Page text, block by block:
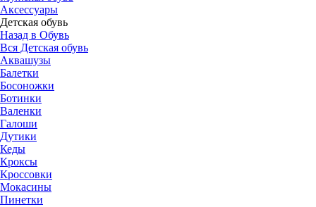
Аксессуары
Детская обувь
Назад в Обувь
Вся Детская обувь
Аквашузы
Балетки
Босоножки
Ботинки
Валенки
Галоши
Дутики
Кеды
Кроксы
Кроссовки
Мокасины
Пинетки